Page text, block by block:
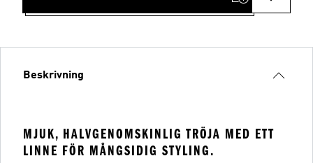
Beskrivning
MJUK, HALVGENOMSKINLIG TRÖJA MED ETT
LINNE FÖR MÅNGSIDIG STYLING.